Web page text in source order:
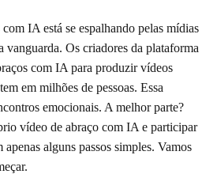
IA está se espalhando pelas mídias
Os criadores da plataforma
com IA para produzir vídeos
em milhões de pessoas. Essa
emocionais. A melhor parte?
vídeo de abraço com IA e participar
apenas alguns passos simples. Vamos